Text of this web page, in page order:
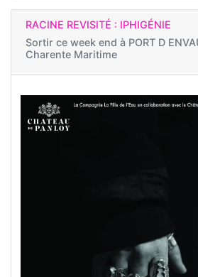
RACINE REVISITÉ : IPHIGÉNIE
Sortir ce week end à PORT D
Charente Maritime